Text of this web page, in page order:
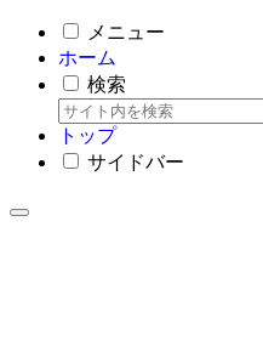
メニュー
ホーム
検索
トップ
サイドバー